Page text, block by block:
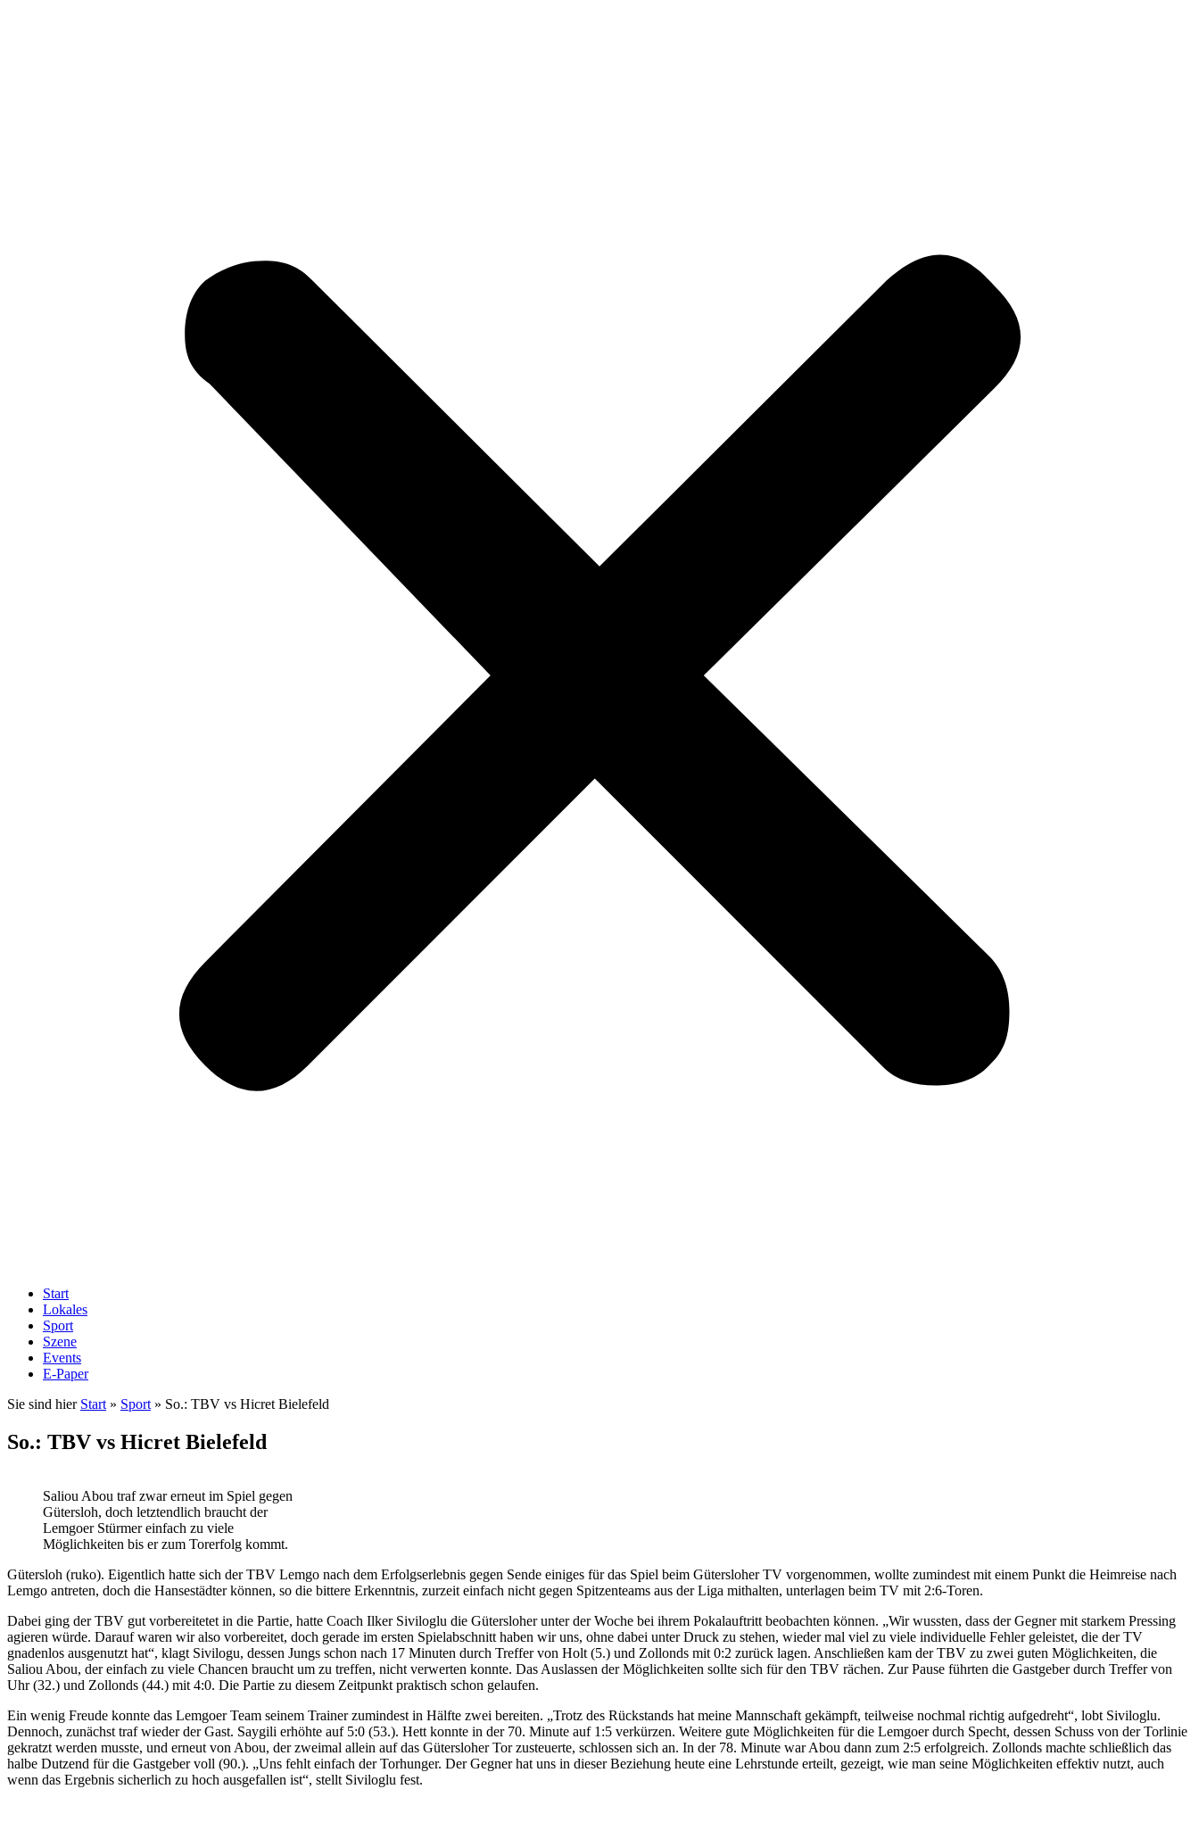
Start
Lokales
Sport
Szene
Events
E-Paper
Sie sind hier Start » Sport » So.: TBV vs Hicret Bielefeld
So.: TBV vs Hicret Bielefeld
Saliou Abou traf zwar erneut im Spiel gegen
Gütersloh, doch letztendlich braucht der
Lemgoer Stürmer einfach zu viele
Möglichkeiten bis er zum Torerfolg kommt.
Gütersloh (ruko). Eigentlich hatte sich der TBV Lemgo nach dem Erfolgserlebnis gegen Sende einiges für das Spiel beim Gütersloher TV vorgenommen, wollte zumindest mit einem Punkt die Heimreise nach
Lemgo antreten, doch die Hansestädter können, so die bittere Erkenntnis, zurzeit einfach nicht gegen Spitzenteams aus der Liga mithalten, unterlagen beim TV mit 2:6-Toren.
Dabei ging der TBV gut vorbereitetet in die Partie, hatte Coach Ilker Siviloglu die Gütersloher unter der Woche bei ihrem Pokalauftritt beobachten können. „Wir wussten, dass der Gegner mit starkem Pressing
agieren würde. Darauf waren wir also vorbereitet, doch gerade im ersten Spielabschnitt haben wir uns, ohne dabei unter Druck zu stehen, wieder mal viel zu viele individuelle Fehler geleistet, die der TV
gnadenlos ausgenutzt hat“, klagt Sivilogu, dessen Jungs schon nach 17 Minuten durch Treffer von Holt (5.) und Zollonds mit 0:2 zurück lagen. Anschließen kam der TBV zu zwei guten Möglichkeiten, die
Saliou Abou, der einfach zu viele Chancen braucht um zu treffen, nicht verwerten konnte. Das Auslassen der Möglichkeiten sollte sich für den TBV rächen. Zur Pause führten die Gastgeber durch Treffer von
Uhr (32.) und Zollonds (44.) mit 4:0. Die Partie zu diesem Zeitpunkt praktisch schon gelaufen.
Ein wenig Freude konnte das Lemgoer Team seinem Trainer zumindest in Hälfte zwei bereiten. „Trotz des Rückstands hat meine Mannschaft gekämpft, teilweise nochmal richtig aufgedreht“, lobt Siviloglu.
Dennoch, zunächst traf wieder der Gast. Saygili erhöhte auf 5:0 (53.). Hett konnte in der 70. Minute auf 1:5 verkürzen. Weitere gute Möglichkeiten für die Lemgoer durch Specht, dessen Schuss von der Torlinie
gekratzt werden musste, und erneut von Abou, der zweimal allein auf das Gütersloher Tor zusteuerte, schlossen sich an. In der 78. Minute war Abou dann zum 2:5 erfolgreich. Zollonds machte schließlich das
halbe Dutzend für die Gastgeber voll (90.). „Uns fehlt einfach der Torhunger. Der Gegner hat uns in dieser Beziehung heute eine Lehrstunde erteilt, gezeigt, wie man seine Möglichkeiten effektiv nutzt, auch
wenn das Ergebnis sicherlich zu hoch ausgefallen ist“, stellt Siviloglu fest.